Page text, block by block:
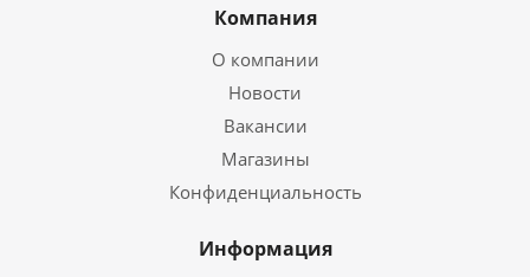
Компания
О компании
Новости
Вакансии
Магазины
Конфиденциальность
Информация